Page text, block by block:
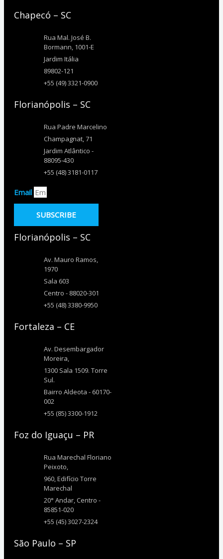
Chapecó – SC
Rua Mal. José B.
Bormann, 1001-E
Jardim Itália
89802-121
+55 (49) 3321-0900
Florianópolis – SC
Rua Padre Marcelino
Champagnat, 71
Jardim Atlântico -
88095-430
+55 (48) 3181-0117
Email
SUBSCRIBE
Florianópolis – SC
Av. Mauro Ramos,
1970
Sala 603
Centro - 88020-301
+55 (48) 3380-9950
Fortaleza – CE
Av. Desembargador
Moreira,
1300 Sala 1509. Torre
Sul.
Bairro Aldeota - 60170-
002
+55 (85) 3300-1912
Foz do Iguaçu – PR
Rua Marechal Floriano
Peixoto,
960, Edifício Torre
Marechal
20° Andar, Centro -
85851-020
+55 (45) 3027-2324
São Paulo – SP